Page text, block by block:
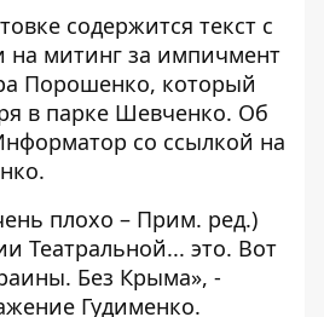
содержится текст с
митинг за импичмент
Порошенко, который
в парке Шевченко. Об
со ссылкой на
.
плохо – Прим. ред.)
Театральной... это. Вот
Без Крыма», -
Гудименко.